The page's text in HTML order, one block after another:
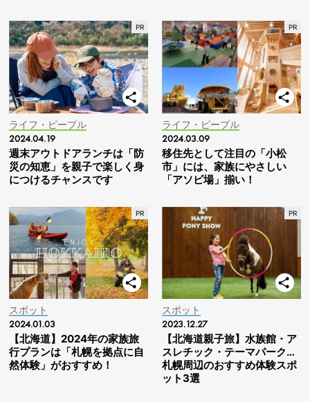
ライフ・ピープル
2024.04.19
週末アウトドアランチは「防
災の知恵」を親子で楽しく身
につけるチャンスです
ライフ・ピープル
2024.03.09
移住先として注目の「小松
市」には、家族にやさしい
「アソビ場」揃い！
スポット
2024.01.03
【北海道】2024年の家族旅
行プランは「札幌を拠点に自
然体験」がおすすめ！
スポット
2023.12.27
【北海道親子旅】水族館・ア
スレチック・テーマパーク…
札幌周辺のおすすめ体験スポ
ット3選